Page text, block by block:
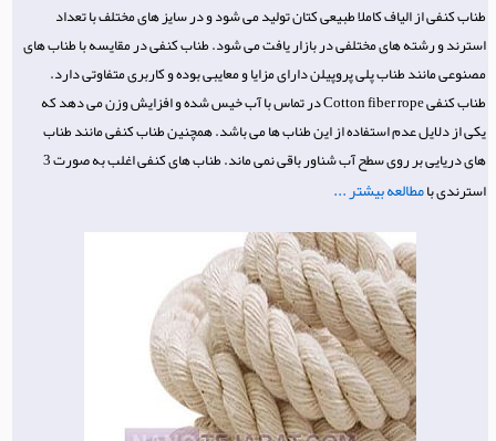
طناب کنفی از الیاف کاملا طبیعی کتان تولید می شود و در سایز های مختلف با تعداد
استرند و رشته های مختلفی در بازار یافت می شود. طناب کنفی در مقایسه با طناب های
مصنوعی مانند طناب پلی پروپیلن دارای مزایا و معایبی بوده و کاربری متفاوتی دارد.
طناب کنفی Cotton fiber rope در تماس با آب خیس شده و افزایش وزن می دهد که
یکی از دلایل عدم استفاده از این طناب ها می باشد. همچنین طناب کنفی مانند طناب
های دریایی بر روی سطح آب شناور باقی نمی ماند. طناب های کنفی اغلب به صورت 3
استرندی بامطالعه بیشتر ...